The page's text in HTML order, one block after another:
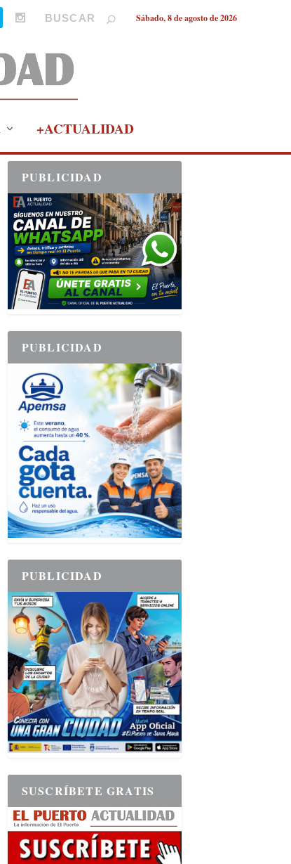
Sábado, 8 de agosto de 2026
+ACTUALIDAD
PUBLICIDAD
PUBLICIDAD
PUBLICIDAD
SUSCRÍBETE GRATIS